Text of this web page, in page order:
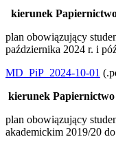
kierunek
plan obowiązujący
października 2024 r. i
MD_PiP_2024-10-01
kierunek
plan obowiązujący
akademickim 2019/20